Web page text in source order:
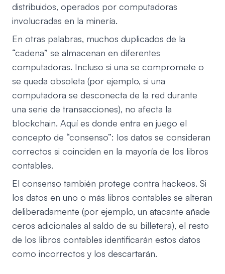
distribuidos, operados por computadoras
involucradas en la minería.
En otras palabras, muchos duplicados de la
“cadena” se almacenan en diferentes
computadoras. Incluso si una se compromete o
se queda obsoleta (por ejemplo, si una
computadora se desconecta de la red durante
una serie de transacciones), no afecta la
blockchain. Aquí es donde entra en juego el
concepto de “consenso”: los datos se consideran
correctos si coinciden en la mayoría de los libros
contables.
El consenso también protege contra hackeos. Si
los datos en uno o más libros contables se alteran
deliberadamente (por ejemplo, un atacante añade
ceros adicionales al saldo de su billetera), el resto
de los libros contables identificarán estos datos
como incorrectos y los descartarán.